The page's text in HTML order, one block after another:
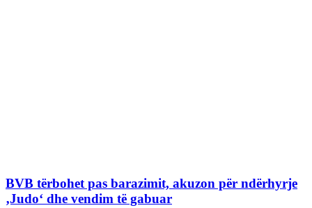
BVB tërbohet pas barazimit, akuzon për ndërhyrje
‚Judo‘ dhe vendim të gabuar